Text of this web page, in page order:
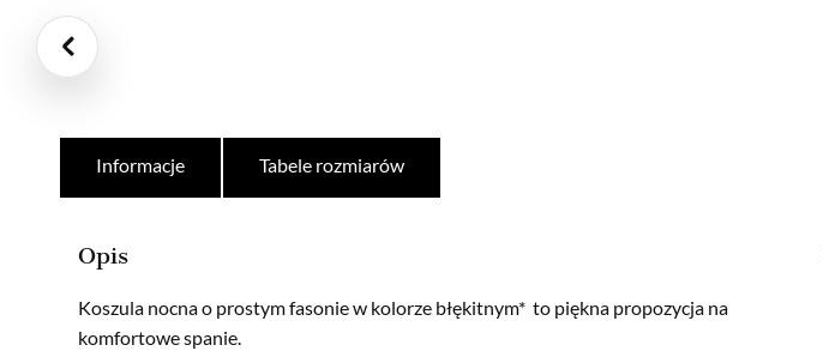
Informacje Tabele rozmiarów
Opis
Koszula nocna o prostym fasonie w kolorze błękitnym* to piękna propozycja na
komfortowe spanie.